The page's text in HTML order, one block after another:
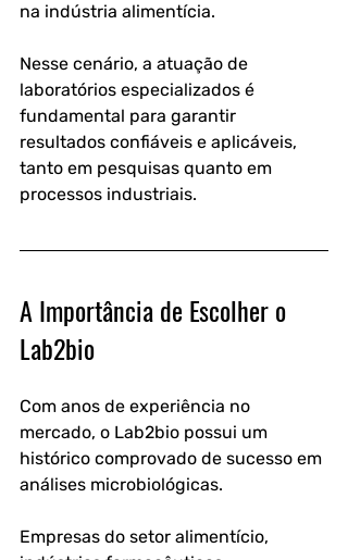
na indústria alimentícia.
Nesse cenário, a atuação de
laboratórios especializados é
fundamental para garantir
resultados confiáveis e aplicáveis,
tanto em pesquisas quanto em
processos industriais.
A Importância de Escolher o
Lab2bio
Com anos de experiência no
mercado, o Lab2bio possui um
histórico comprovado de sucesso em
análises microbiológicas.
Empresas do setor alimentício,